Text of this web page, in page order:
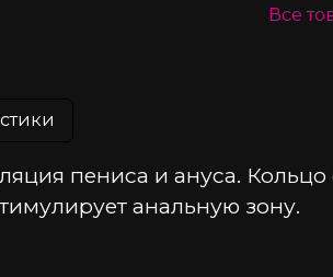
Все
пениса и ануса.
анальную зону.